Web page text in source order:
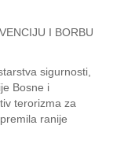
I BORBU
sigurnosti,
Bosne i
terorizma za
ranije